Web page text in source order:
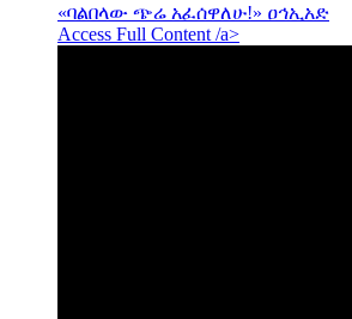
«ባልበላው ጭሬ አፈሰዋለሁ!» ዐኅኢአድ
Access Full Content /a>